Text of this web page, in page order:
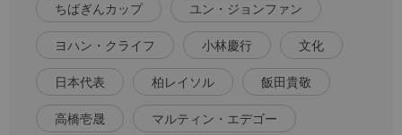
ちばぎんカップ ユン・ジョンファン
ヨハン・クライフ 小林慶行 文化
日本代表 柏レイソル 飯田貴敬
高橋壱晟 マルティン・エデゴー